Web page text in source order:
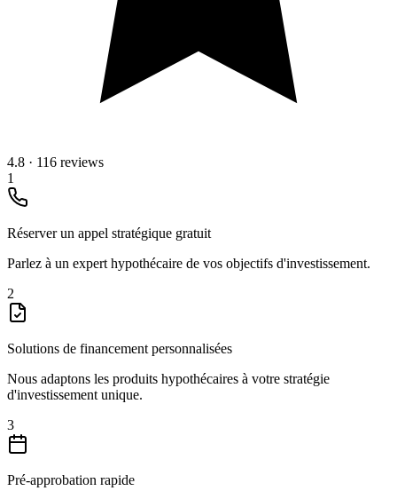
4.8 · 116 reviews
1
Réserver un appel stratégique gratuit
Parlez à un expert hypothécaire de vos objectifs d'investissement.
2
Solutions de financement personnalisées
Nous adaptons les produits hypothécaires à votre stratégie
d'investissement unique.
3
Pré-approbation rapide